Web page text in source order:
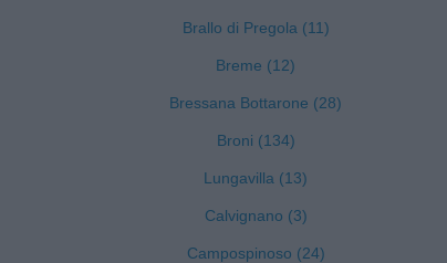
Brallo di Pregola (11)
Breme (12)
Bressana Bottarone (28)
Broni (134)
Lungavilla (13)
Calvignano (3)
Campospinoso (24)